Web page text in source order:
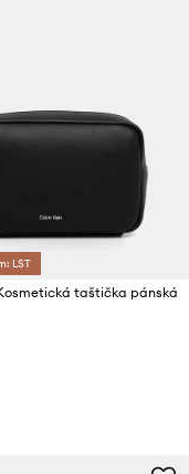
LST
taštička pánská